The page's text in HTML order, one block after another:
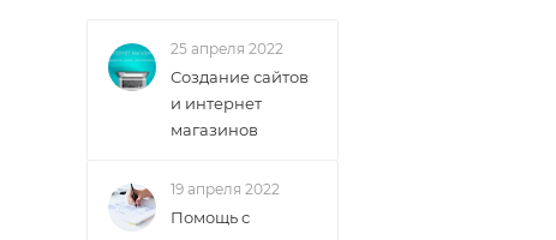
25 апреля 2022
Создание сайтов
и интернет
магазинов
19 апреля 2022
Помощь с